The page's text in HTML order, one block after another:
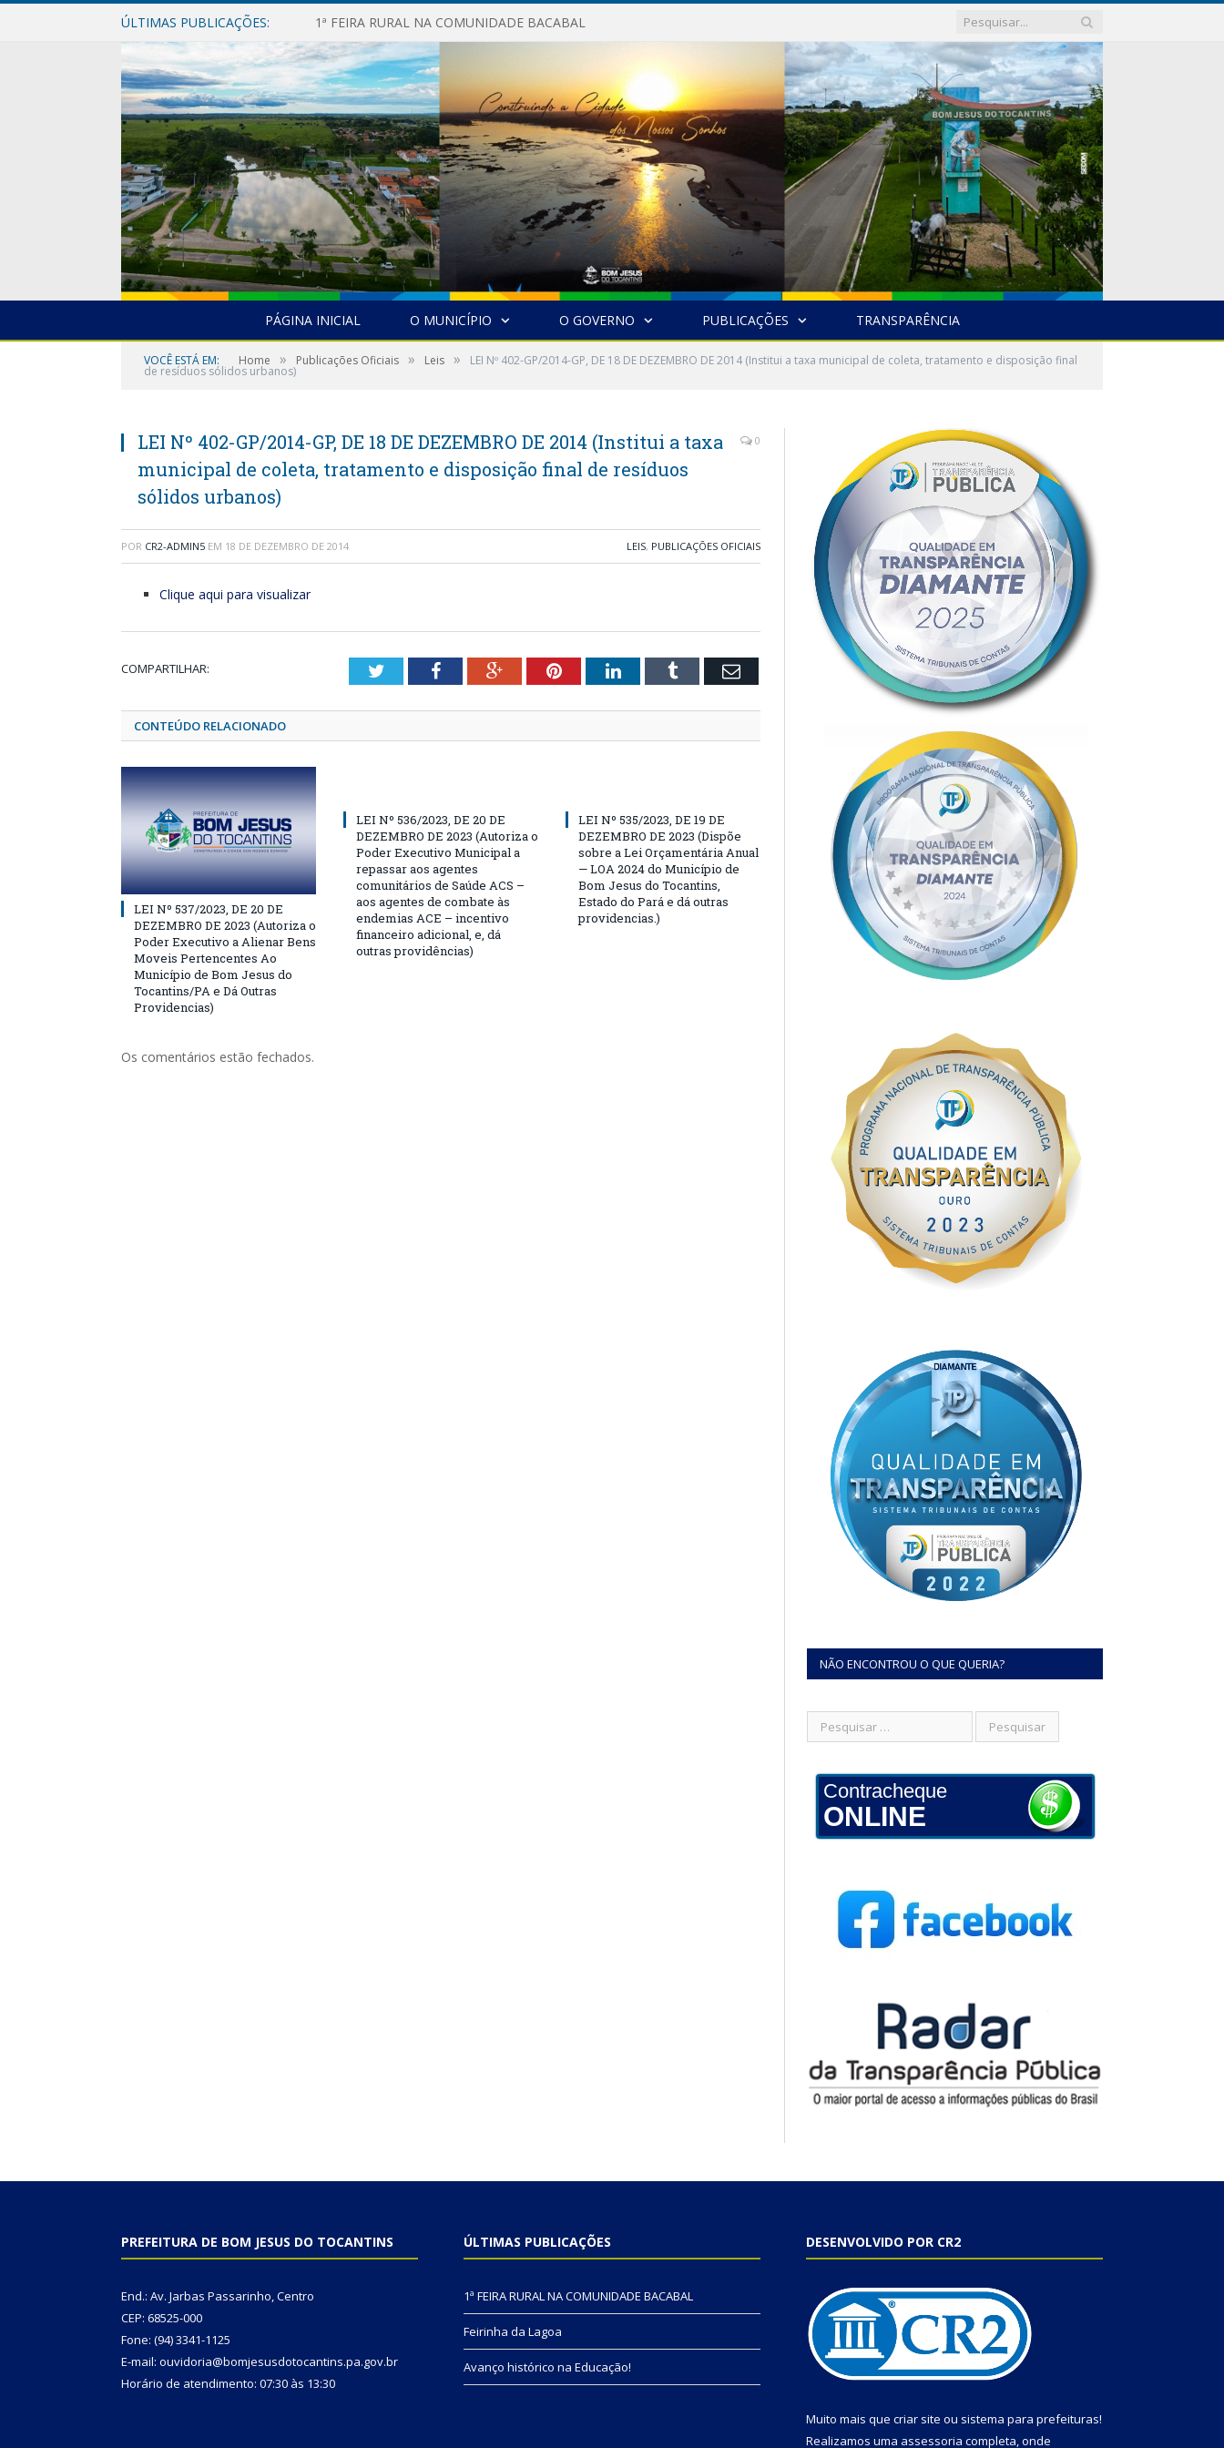
ÚLTIMAS PUBLICAÇÕES: 1ª FEIRA RURAL NA COMUNIDADE BACABAL
PÁGINA INICIAL O MUNICÍPIO O GOVERNO PUBLICAÇÕES TRANSPARÊNCIA
VOCÊ ESTÁ EM: Home » Publicações Oficiais » Leis » LEI Nº 402-GP/2014-GP, DE 18 DE DEZEMBRO DE 2014 (Institui a taxa municipal de coleta, tratamento e disposição final
de resíduos sólidos urbanos)
LEI Nº 402-GP/2014-GP, DE 18 DE DEZEMBRO DE 2014 (Institui a taxa
municipal de coleta, tratamento e disposição final de resíduos
sólidos urbanos)
0
POR CR2-ADMIN5 EM 18 DE DEZEMBRO DE 2014 LEIS, PUBLICAÇÕES OFICIAIS
Clique aqui para visualizar
COMPARTILHAR: TwitterFacebookGoogle+PinterestLinkedInTumblr Email
CONTEÚDO RELACIONADO
LEI Nº 537/2023, DE 20 DE
DEZEMBRO DE 2023 (Autoriza o
Poder Executivo a Alienar Bens
Moveis Pertencentes Ao
Município de Bom Jesus do
Tocantins/PA e Dá Outras
Providencias)
LEI Nº 536/2023, DE 20 DE
DEZEMBRO DE 2023 (Autoriza o
Poder Executivo Municipal a
repassar aos agentes
comunitários de Saúde ACS –
aos agentes de combate às
endemias ACE – incentivo
financeiro adicional, e, dá
outras providências)
LEI Nº 535/2023, DE 19 DE
DEZEMBRO DE 2023 (Dispõe
sobre a Lei Orçamentária Anual
— LOA 2024 do Município de
Bom Jesus do Tocantins,
Estado do Pará e dá outras
providencias.)
Os comentários estão fechados.
NÃO ENCONTROU O QUE QUERIA?
Contracheque
ONLINE
PREFEITURA DE BOM JESUS DO TOCANTINS
End.: Av. Jarbas Passarinho, Centro
CEP: 68525-000
Fone: (94) 3341-1125
E-mail: ouvidoria@bomjesusdotocantins.pa.gov.br
Horário de atendimento: 07:30 às 13:30
ÚLTIMAS PUBLICAÇÕES
1ª FEIRA RURAL NA COMUNIDADE BACABAL
Feirinha da Lagoa
Avanço histórico na Educação!
DESENVOLVIDO POR CR2
Muito mais que criar site ou sistema para prefeituras!
Realizamos uma assessoria completa, onde